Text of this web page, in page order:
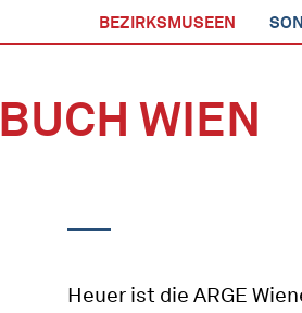
BEZIRKSMUSEEN
BUCH WIEN
Heuer ist die ARGE